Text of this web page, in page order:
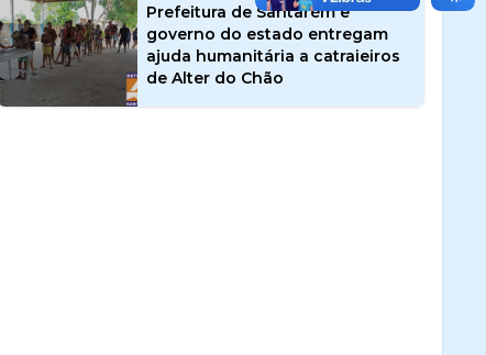
Prefeitura de Santarém e
governo do estado entregam
ajuda humanitária a catraieiros
de Alter do Chão